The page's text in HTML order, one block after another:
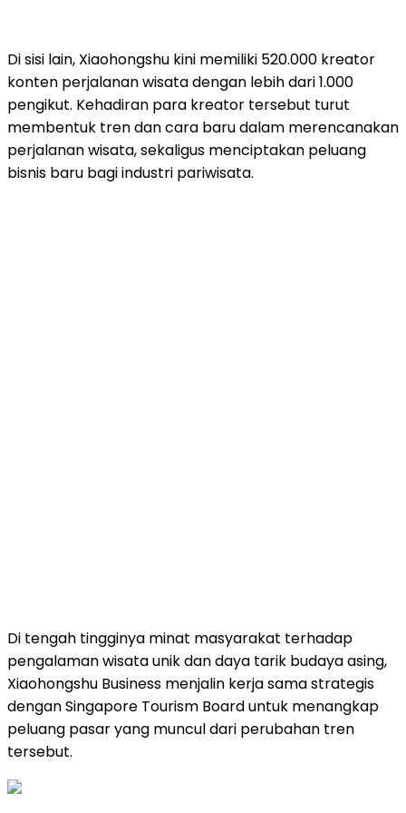
Di sisi lain, Xiaohongshu kini memiliki 520.000 kreator
konten perjalanan wisata dengan lebih dari 1.000
pengikut. Kehadiran para kreator tersebut turut
membentuk tren dan cara baru dalam merencanakan
perjalanan wisata, sekaligus menciptakan peluang
bisnis baru bagi industri pariwisata.
Di tengah tingginya minat masyarakat terhadap
pengalaman wisata unik dan daya tarik budaya asing,
Xiaohongshu Business menjalin kerja sama strategis
dengan Singapore Tourism Board untuk menangkap
peluang pasar yang muncul dari perubahan tren
tersebut.